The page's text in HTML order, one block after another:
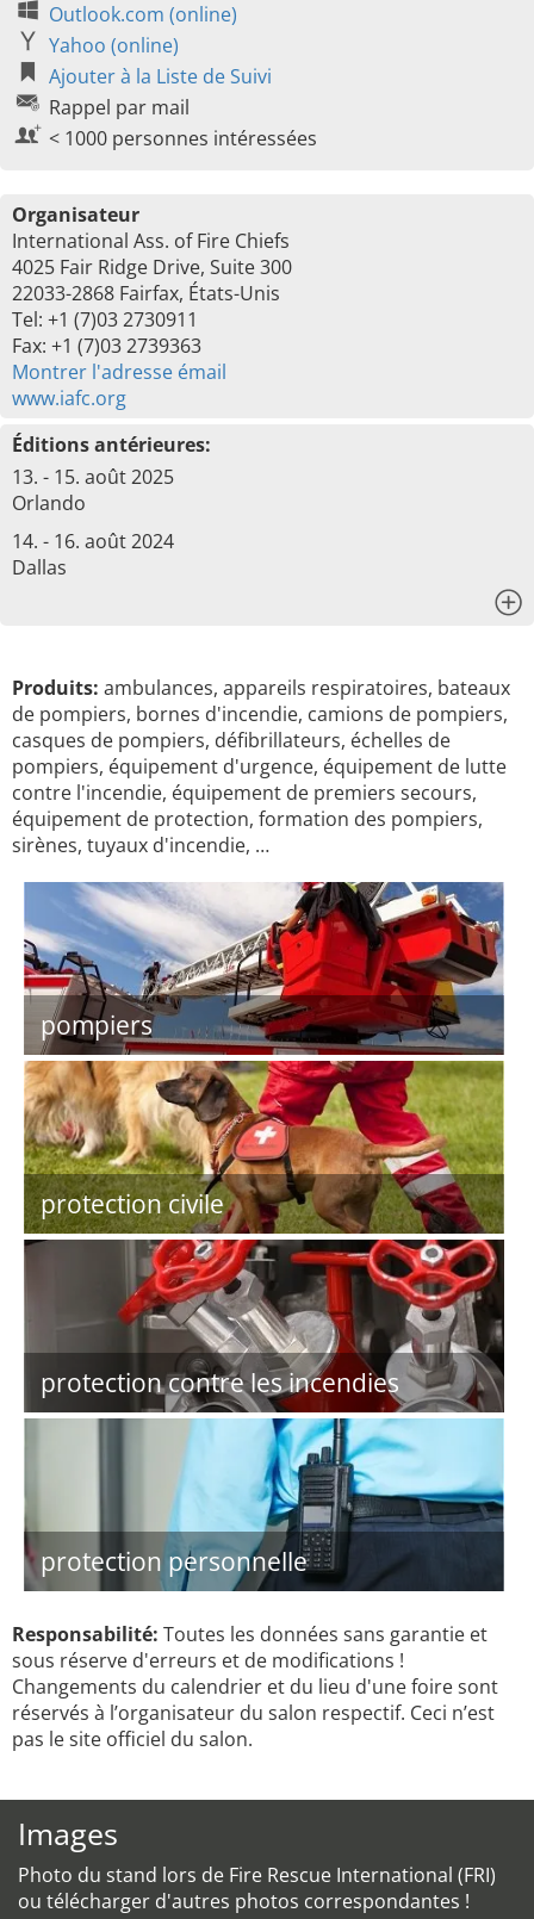
Outlook.com (online)
Yahoo (online)
Ajouter à la Liste de Suivi
Rappel par mail
< 1000 personnes intéressées
Organisateur
International Ass. of Fire Chiefs
4025 Fair Ridge Drive, Suite 300
22033-2868 Fairfax, États-Unis
Tel: +1 (7)03 2730911
Fax: +1 (7)03 2739363
Montrer l'adresse émail
www.iafc.org
Éditions antérieures:
13. - 15. août 2025
Orlando
14. - 16. août 2024
Dallas
Produits: ambulances, appareils respiratoires, bateaux
de pompiers, bornes d'incendie, camions de pompiers,
casques de pompiers, défibrillateurs, échelles de
pompiers, équipement d'urgence, équipement de lutte
contre l'incendie, équipement de premiers secours,
équipement de protection, formation des pompiers,
sirènes, tuyaux d'incendie, …
pompiers
protection civile
protection contre les incendies
protection personnelle
Responsabilité: Toutes les données sans garantie et
sous réserve d'erreurs et de modifications !
Changements du calendrier et du lieu d'une foire sont
réservés à l’organisateur du salon respectif. Ceci n’est
pas le site officiel du salon.
Images
Photo du stand lors de Fire Rescue International (FRI)
ou télécharger d'autres photos correspondantes !